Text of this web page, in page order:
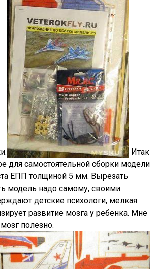
Итак
для самостоятельной сборки модели
ЕПП толщиной 5 мм. Вырезать
модель надо самому, своими
детские психологи, мелкая
развитие мозга у ребенка. Мне
полезно.